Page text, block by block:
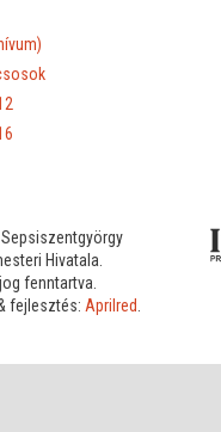
Hivatala.
fenntartva.
fejlesztés:Aprilred.